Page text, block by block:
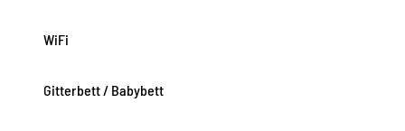
WiFi
Gitterbett / Babybett